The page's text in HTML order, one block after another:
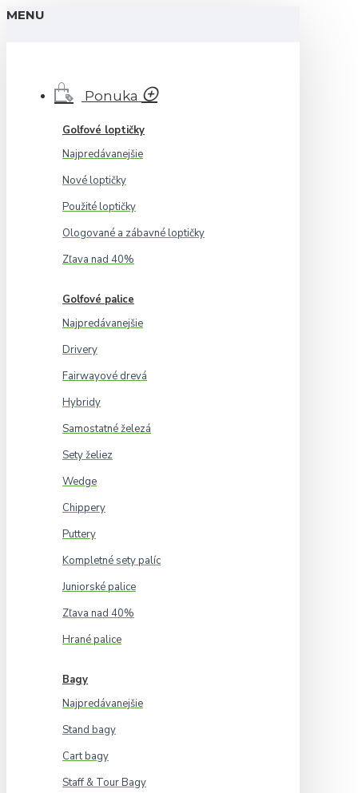
MENU
Ponuka
Golfové loptičky
Najpredávanejšie
Nové loptičky
Použité loptičky
Ologované a zábavné loptičky
Zľava nad 40%
Golfové palice
Najpredávanejšie
Drivery
Fairwayové drevá
Hybridy
Samostatné železá
Sety želiez
Wedge
Chippery
Puttery
Kompletné sety palíc
Juniorské palice
Zľava nad 40%
Hrané palice
Bagy
Najpredávanejšie
Stand bagy
Cart bagy
Staff & Tour Bagy